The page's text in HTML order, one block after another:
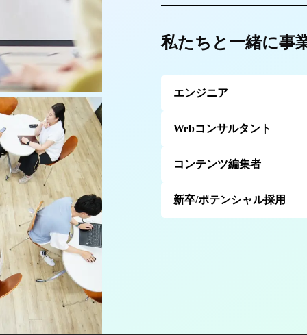
私たちと一緒に事
エンジニア
Webコンサルタント
コンテンツ編集者
新卒/ポテンシャル採用